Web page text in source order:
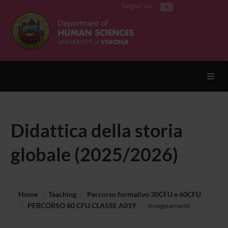
Segui su
Didattica della storia
globale (2025/2026)
Home Teaching
Percorso formativo 30CFU e 60CFU
PERCORSO 60 CFU CLASSE A019
Insegnamenti